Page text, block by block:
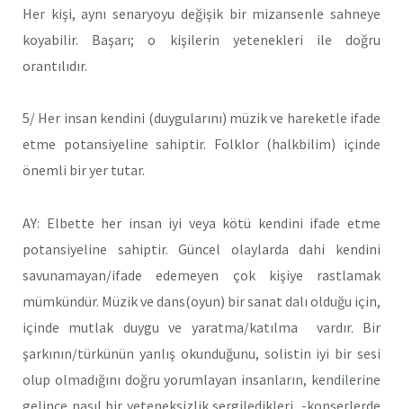
Her kişi, aynı senaryoyu değişik bir mizansenle sahneye
koyabilir. Başarı; o kişilerin yetenekleri ile doğru
orantılıdır.
5/ Her insan kendini (duygularını) müzik ve hareketle ifade
etme potansiyeline sahiptir. Folklor (halkbilim) içinde
önemli bir yer tutar.
AY: Elbette her insan iyi veya kötü kendini ifade etme
potansiyeline sahiptir. Güncel olaylarda dahi kendini
savunamayan/ifade edemeyen çok kişiye rastlamak
mümkündür. Müzik ve dans(oyun) bir sanat dalı olduğu için,
içinde mutlak duygu ve yaratma/katılma vardır. Bir
şarkının/türkünün yanlış okunduğunu, solistin iyi bir sesi
olup olmadığını doğru yorumlayan insanların, kendilerine